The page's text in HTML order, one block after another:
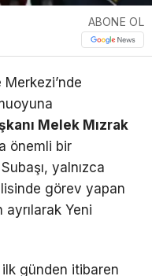
ABONE OL
Melek Mızrak
önemli bir
yalnızca
görev yapan
ayrılarak Yeni
günden itibaren